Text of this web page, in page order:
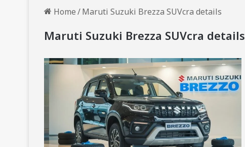
Home/Maruti Suzuki Brezza SUVcra details
Maruti Suzuki Brezza SUVcra details